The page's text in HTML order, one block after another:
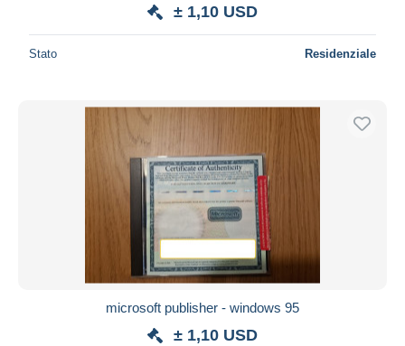
± 1,10 USD
Stato Residenziale
microsoft publisher - windows 95
± 1,10 USD